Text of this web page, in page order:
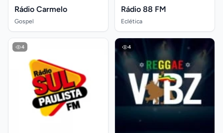
Rádio Carmelo
Gospel
Rádio 88 FM
Eclética
4 4